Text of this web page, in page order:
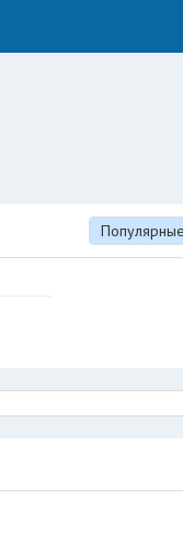
Популярные